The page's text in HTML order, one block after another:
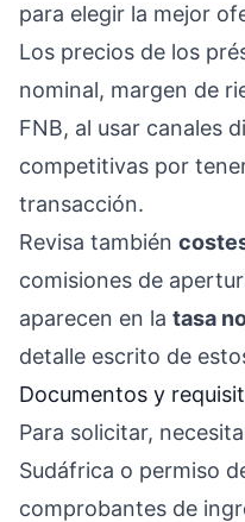
para elegir la mejor
Los precios de los
nominal, margen de
FNB, al usar canales
competitivas por
transacción.
Revisa también
comisiones de
aparecen en la tasa
detalle escrito de
Documentos y
Para solicitar,
Sudáfrica o permiso
comprobantes de